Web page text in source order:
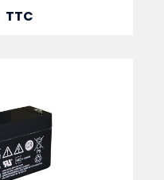
TTC